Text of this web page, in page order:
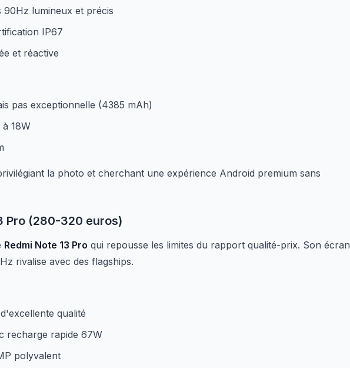
90Hz lumineux et précis
IP67
et réactive
pas exceptionnelle (4385 mAh)
18W
la photo et cherchant une expérience Android premium sans
Pro (280-320 euros)
Redmi Note 13 Pro qui repousse les limites du rapport qualité-prix. Son écran
rivalise avec des flagships.
qualité
recharge rapide 67W
polyvalent